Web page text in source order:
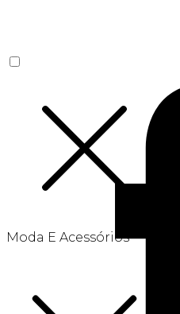
Moda E Acessórios